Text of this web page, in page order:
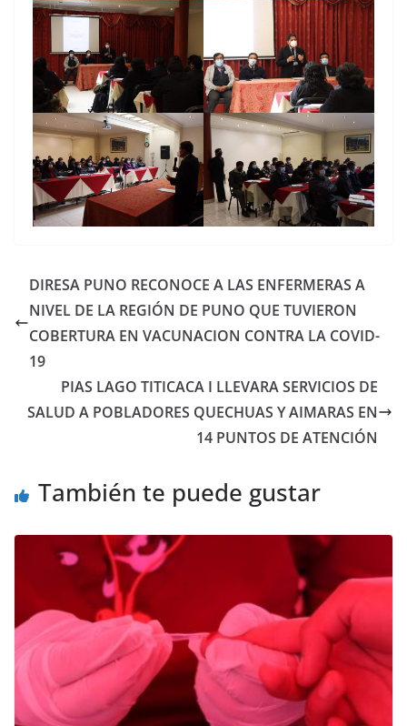
DIRESA PUNO RECONOCE A LAS ENFERMERAS A
NIVEL DE LA REGIÓN DE PUNO QUE TUVIERON
COBERTURA EN VACUNACION CONTRA LA COVID-
19
PIAS LAGO TITICACA I LLEVARA SERVICIOS DE
SALUD A POBLADORES QUECHUAS Y AIMARAS EN
14 PUNTOS DE ATENCIÓN
También te puede gustar